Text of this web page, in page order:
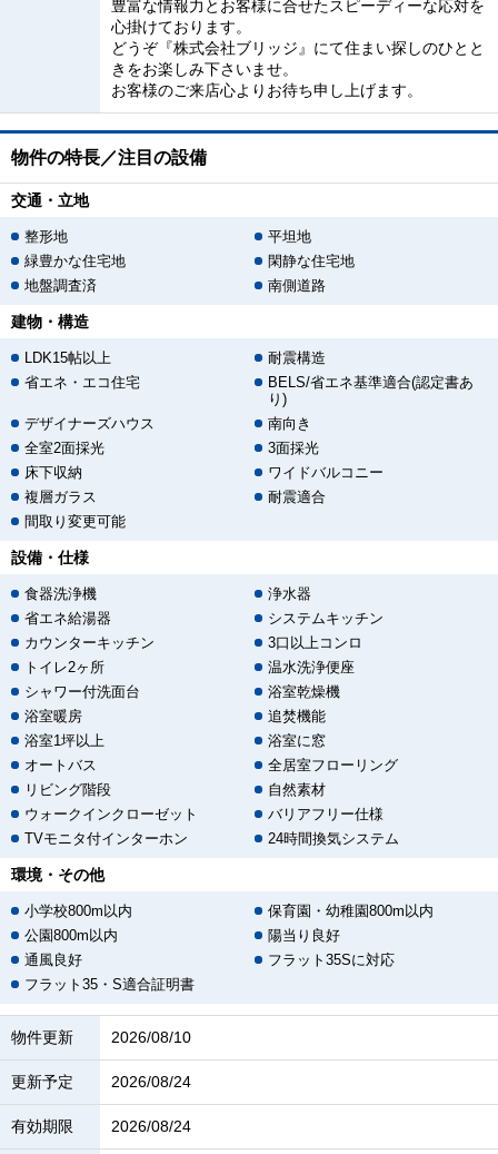
豊富な情報力とお客様に合せたスピーディーな応対を
心掛けております。
どうぞ『株式会社ブリッジ』にて住まい探しのひとと
きをお楽しみ下さいませ。
お客様のご来店心よりお待ち申し上げます。
物件の特長／注目の設備
交通・立地
整形地
平坦地
緑豊かな住宅地
閑静な住宅地
地盤調査済
南側道路
建物・構造
LDK15帖以上
耐震構造
省エネ・エコ住宅
BELS/省エネ基準適合(認定書あ
り)
デザイナーズハウス
南向き
全室2面採光
3面採光
床下収納
ワイドバルコニー
複層ガラス
耐震適合
間取り変更可能
設備・仕様
食器洗浄機
浄水器
省エネ給湯器
システムキッチン
カウンターキッチン
3口以上コンロ
トイレ2ヶ所
温水洗浄便座
シャワー付洗面台
浴室乾燥機
浴室暖房
追焚機能
浴室1坪以上
浴室に窓
オートバス
全居室フローリング
リビング階段
自然素材
ウォークインクローゼット
バリアフリー仕様
TVモニタ付インターホン
24時間換気システム
環境・その他
小学校800m以内
保育園・幼稚園800m以内
公園800m以内
陽当り良好
通風良好
フラット35Sに対応
フラット35・S適合証明書
物件更新 2026/08/10
更新予定 2026/08/24
有効期限 2026/08/24